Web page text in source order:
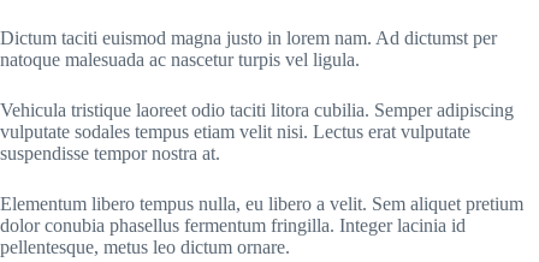
Dictum taciti euismod magna justo in lorem nam. Ad dictumst per
natoque malesuada ac nascetur turpis vel ligula.
Vehicula tristique laoreet odio taciti litora cubilia. Semper adipiscing
vulputate sodales tempus etiam velit nisi. Lectus erat vulputate
suspendisse tempor nostra at.
Elementum libero tempus nulla, eu libero a velit. Sem aliquet pretium
dolor conubia phasellus fermentum fringilla. Integer lacinia id
pellentesque, metus leo dictum ornare.